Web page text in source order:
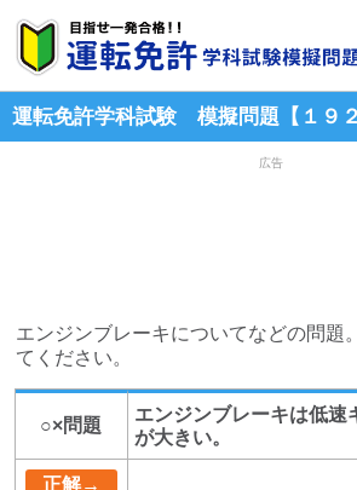
運転免許学科試験 模擬問題【１９２
広告
エンジンブレーキについてなどの問題
てください。
○×問題
エンジンブレーキは低速
が大きい。